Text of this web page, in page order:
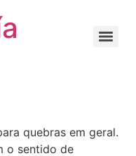
quebras em geral.
o sentido de